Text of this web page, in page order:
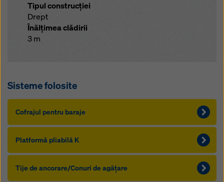
Tipul construcției
Drept
Înălţimea clădirii
3 m
Sisteme folosite
Cofrajul pentru baraje
Platformă pliabilă K
Tije de ancorare/Conuri de agăţare